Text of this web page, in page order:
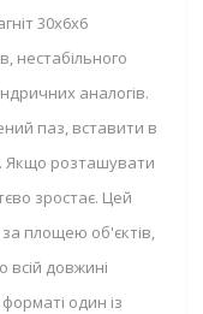
30x6x6
нестабільного
аналогів.
паз, вставити в
Якщо розташувати
зростає. Цей
площею об'єктів,
всій довжині
один із